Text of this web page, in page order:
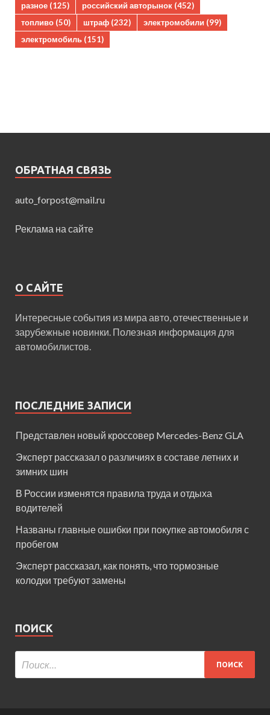
разное (125) российский авторынок (452)
топливо (50) штраф (232) электромобили (99)
электромобиль (151)
ОБРАТНАЯ СВЯЗЬ
auto_forpost@mail.ru
Реклама на сайте
О САЙТЕ
Интересные события из мира авто, отечественные и
зарубежные новинки. Полезная информация для
автомобилистов.
ПОСЛЕДНИЕ ЗАПИСИ
Представлен новый кроссовер Mercedes-Benz GLA
Эксперт рассказал о различиях в составе летних и
зимних шин
В России изменятся правила труда и отдыха
водителей
Названы главные ошибки при покупке автомобиля с
пробегом
Эксперт рассказал, как понять, что тормозные
колодки требуют замены
ПОИСК